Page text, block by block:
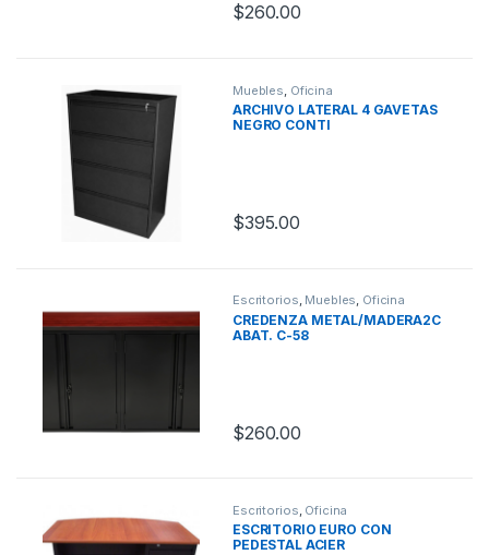
$260.00
Muebles Oficina
ARCHIVO LATERAL 4 GAVETAS
NEGRO CONTI
$395.00
Escritorios, Muebles, Oficina
CREDENZA METAL/MADERA2C
ABAT. C-58
$260.00
Escritorios Oficina
ESCRITORIO EURO CON
PEDESTAL ACIER